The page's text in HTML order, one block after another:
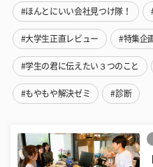
#ほんとにいい会社見つけ隊！
#大学生正直レビュー #特集企
#学生の君に伝えたい３つのこと
#もやもや解決ゼミ #診断